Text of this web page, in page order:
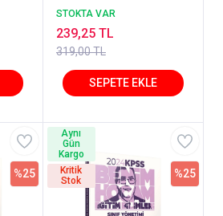
Özel Eğitim Tamamı
Benim Hocam Yayınları
STOKTA VAR
319,00 TL
239,25 TL
%25 %25
Aynı
Gün
Kargo
Kritik
Stok